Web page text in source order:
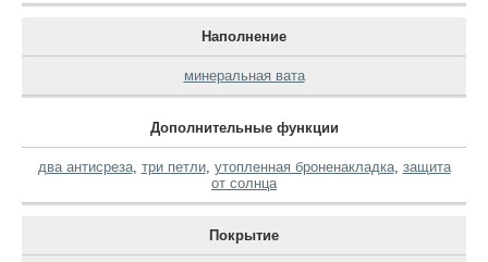
Наполнение
минеральная вата
Дополнительные функции
два антисреза, три петли, утопленная броненакладка, защита
от солнца
Покрытие